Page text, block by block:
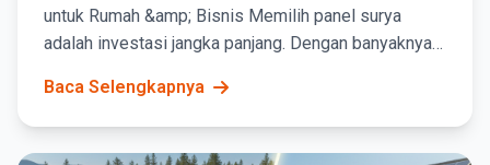
untuk Rumah &amp; Bisnis Memilih panel surya
adalah investasi jangka panjang. Dengan banyaknya
rumah atau...
Baca Selengkapnya